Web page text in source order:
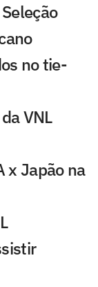
no tie-
VNL
x Japão na